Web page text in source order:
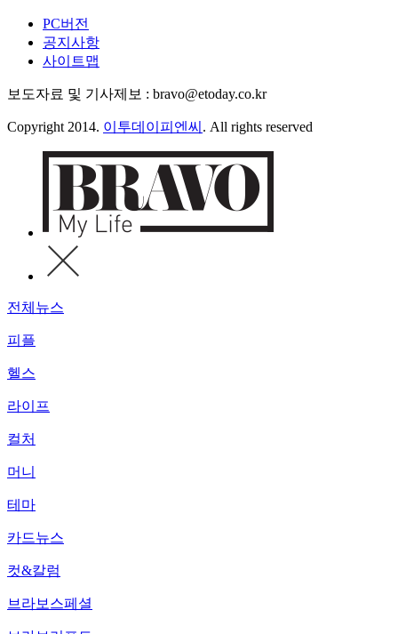
PC버전
공지사항
사이트맵
보도자료 및 기사제보 : bravo@etoday.co.kr
Copyright 2014. 이투데이피엔씨 . All rights reserved
전체뉴스
피플
헬스
라이프
컬처
머니
테마
카드뉴스
컷&칼럼
브라보스페셜